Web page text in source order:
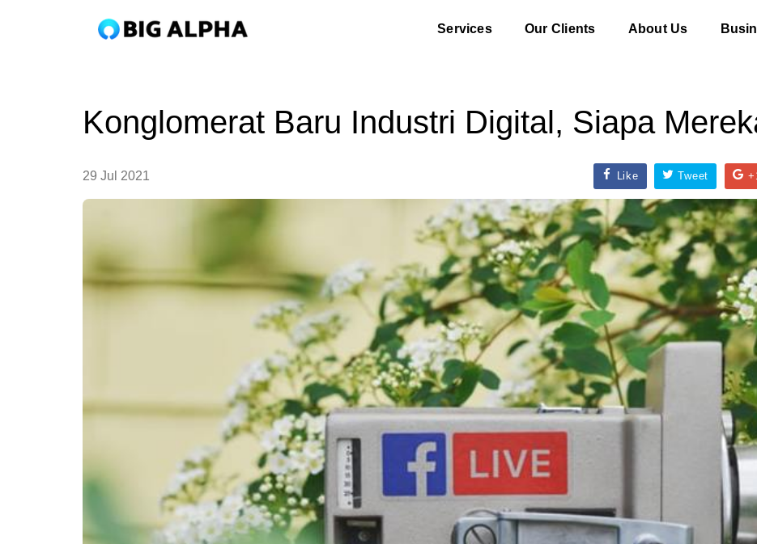
Services Our Clients About Us
Konglomerat Baru Industri Digital, Siapa
29 Jul 2021 Like Tweet